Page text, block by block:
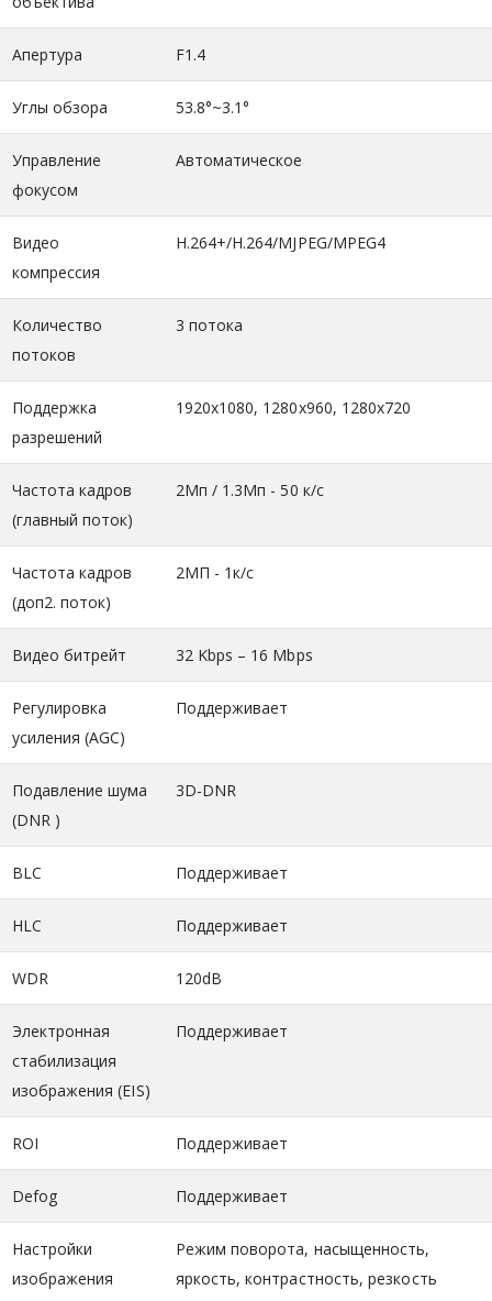
Апертура F1.4
Углы обзора 53.8°~3.1°
Управление
фокусом
Автоматическое
Видео
компрессия
H.264+/H.264/MJPEG/MPEG4
Количество
потоков
3 потока
Поддержка
разрешений
1920x1080, 1280x960, 1280x720
Частота кадров
(главный поток)
2Мп / 1.3Мп - 50 к/с
Частота кадров
(доп2. поток)
2МП - 1к/с
Видео битрейт 32 Kbps – 16 Mbps
Регулировка
усиления (AGC)
Поддерживает
Подавление шума
(DNR )
3D-DNR
BLC Поддерживает
HLC Поддерживает
WDR 120dB
Электронная
стабилизация
изображения (EIS)
Поддерживает
ROI Поддерживает
Defog Поддерживает
Настройки
изображения
Режим поворота, насыщенность,
яркость, контрастность, резкость